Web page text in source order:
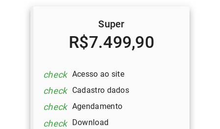
Super
R$7.499,90
check Acesso ao site
check Cadastro dados
check Agendamento
check
Download